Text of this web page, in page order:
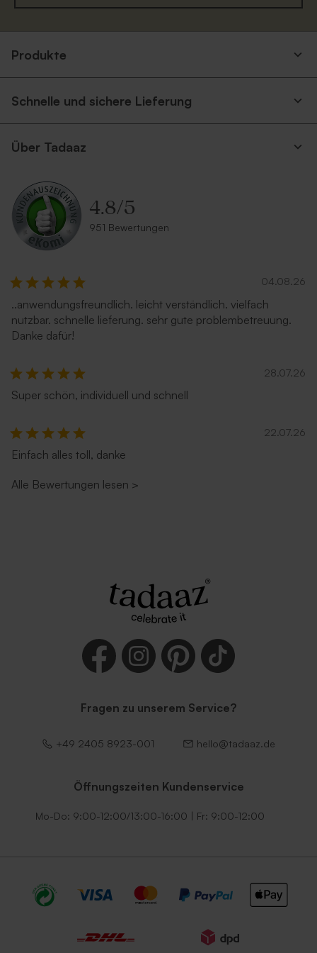
Terrakotta Umschlag
Neu
Umschlag in Sandfarbe
Dunkelgrüner Umschlag
Verschlussklappe in Weiß
selbstklebendem Verschluss
in Ecru
Produkte
Schnelle und sichere Lieferung
Über Tadaaz
4.8/5
951 Bewertungen
04.08.26
..anwendungsfreundlich. leicht verständlich. vielfach
nutzbar. schnelle lieferung. sehr gute problembetreuung.
Danke dafür!
28.07.26
Super schön, individuell und schnell
22.07.26
Einfach alles toll, danke
Alle Bewertungen lesen >
Fragen zu unserem Service?
+49 2405 8923-001 hello@tadaaz.de
Öffnungszeiten Kundenservice
Mo-Do: 9:00-12:00/13:00-16:00 | Fr: 9:00-12:00